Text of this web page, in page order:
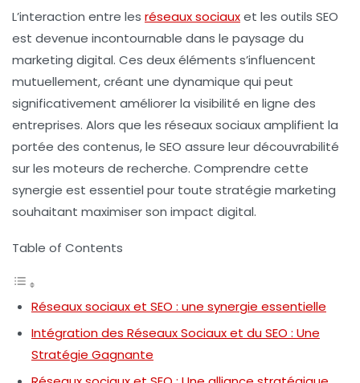
L’interaction entre les réseaux sociauxet les outils SEO
est devenue incontournable dans le paysage du
marketing digital. Ces deux éléments s’influencent
mutuellement, créant une dynamique qui peut
significativement améliorer la visibilité en ligne des
entreprises. Alors que les réseaux sociaux amplifient la
portée des contenus, le SEO assure leur découvrabilité
sur les moteurs de recherche. Comprendre cette
synergie est essentiel pour toute stratégie marketing
souhaitant maximiser son impact digital.
Table of Contents
Réseaux sociaux et SEO : une synergie essentielle
Intégration des Réseaux Sociaux et du SEO : Une
Stratégie Gagnante